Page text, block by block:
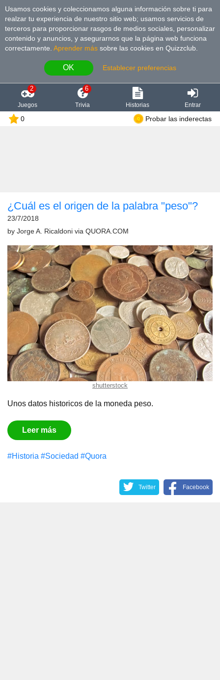
Usamos cookies y coleccionamos alguna información sobre ti para
realzar tu experiencia de nuestro sitio web; usamos servicios de
terceros para proporcionar rasgos de medios sociales, personalizar
contenido y anuncios, y asegurarnos que la página web funciona
correctamente. Aprender más sobre las cookies en Quizzclub.
OK Establecer preferencias
2
Juegos
6
Trivia Historias Entrar
0 Probar las inderectas
¿Cuál es el origen de la palabra "peso"?
23/7/2018
by Jorge A. Ricaldoni via QUORA.COM
shutterstock
Unos datos historicos de la moneda peso.
Leer más
#Historia #Sociedad #Quora
Twitter Facebook